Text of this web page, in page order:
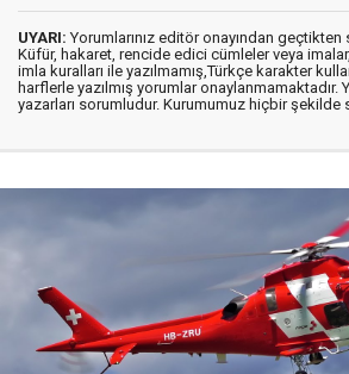
UYARI: Yorumlarınız editör onayından geçtikten
Küfür, hakaret, rencide edici cümleler veya
imla kuralları ile yazılmamış,Türkçe karakter
harflerle yazılmış yorumlar onaylanmamaktadır.
yazarları sorumludur. Kurumumuz hiçbir şekilde